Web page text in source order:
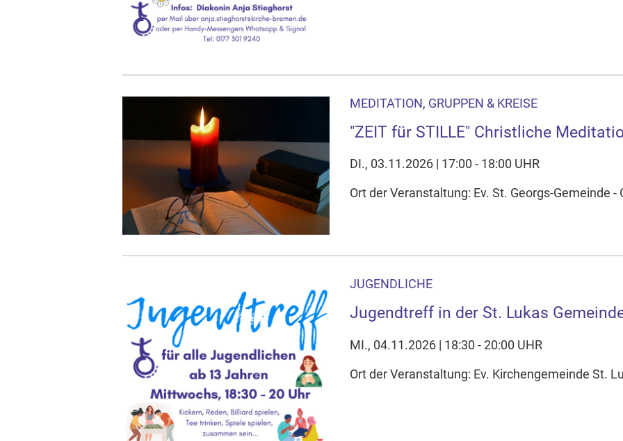
MEDITATION, GRUPPEN & KREISE
"ZEIT für STILLE" Christliche
DI., 03.11.2026 | 17:00 - 18:00 UHR
Ort der Veranstaltung: Ev. St. Georgs-Gemeinde -
JUGENDLICHE
Jugendtreff in der St. Lukas
MI., 04.11.2026 | 18:30 - 20:00 UHR
Ort der Veranstaltung: Ev. Kirchengemeinde St.